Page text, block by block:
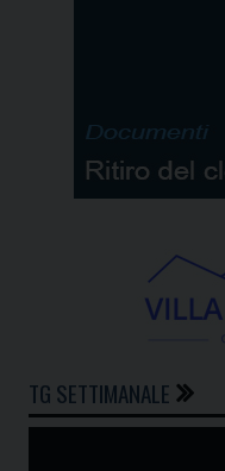
TG SETTIMANALE